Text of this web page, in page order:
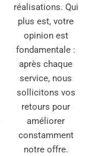
réalisations. Qui
plus est, votre
opinion est
fondamentale :
après chaque
service, nous
sollicitons vos
retours pour
améliorer
constamment
notre offre.